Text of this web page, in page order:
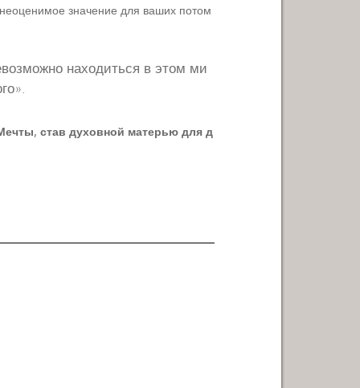
значение для ваших потом
находиться в этом ми
став духовной матерью для д